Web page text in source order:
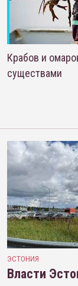
Крабов и
существами
ЭСТОНИЯ
Власти